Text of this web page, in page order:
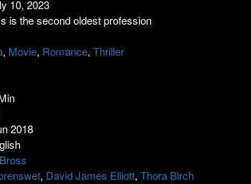
10, 2023
is the second oldest profession
, Movie, Romance, Thriller
2018
, David James Elliott, Thora Birch